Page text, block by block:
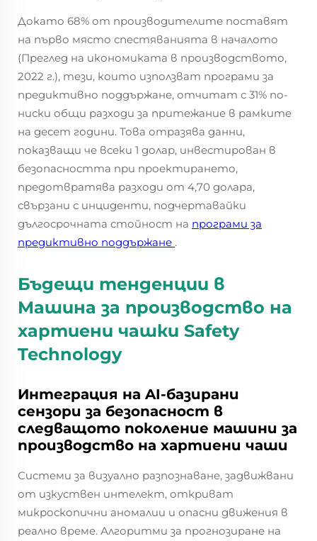
Докато 68% от производителите поставят
на първо място спестяванията в началото
(Преглед на икономиката в производството,
2022 г.), тези, които използват програми за
предиктивно поддържане, отчитат с 31% по-
ниски общи разходи за притежание в рамките
на десет години. Това отразява данни,
показващи че всеки 1 долар, инвестирован в
безопасността при проектирането,
предотвратява разходи от 4,70 долара,
свързани с инциденти, подчертавайки
дългосрочната стойност на програми за
предиктивно поддържане .
Бъдещи тенденции в
Машина за производство на
хартиени чашки Safety
Technology
Интеграция на AI-базирани
сензори за безопасност в
следващото поколение машини за
производство на хартиени чаши
Системи за визуално разпознаване, задвижвани
от изкуствен интелект, откриват
микроскопични аномалии и опасни движения в
реално време. Алгоритми за прогнозиране на